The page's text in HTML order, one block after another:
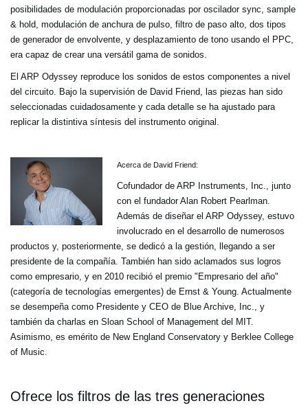
posibilidades de modulación proporcionadas por oscilador sync, sample
& hold, modulación de anchura de pulso, filtro de paso alto, dos tipos
de generador de envolvente, y desplazamiento de tono usando el PPC,
era capaz de crear una versátil gama de sonidos.
El ARP Odyssey reproduce los sonidos de estos componentes a nivel
del circuito. Bajo la supervisión de David Friend, las piezas han sido
seleccionadas cuidadosamente y cada detalle se ha ajustado para
replicar la distintiva síntesis del instrumento original.
Acerca de David Friend:
Cofundador de ARP Instruments, Inc., junto
con el fundador Alan Robert Pearlman.
Además de diseñar el ARP Odyssey, estuvo
involucrado en el desarrollo de numerosos
productos y, posteriormente, se dedicó a la gestión, llegando a ser
presidente de la compañía. También han sido aclamados sus logros
como empresario, y en 2010 recibió el premio "Empresario del año"
(categoría de tecnologías emergentes) de Ernst & Young. Actualmente
se desempeña como Presidente y CEO de Blue Archive, Inc., y
también da charlas en Sloan School of Management del MIT.
Asimismo, es emérito de New England Conservatory y Berklee College
of Music.
Ofrece los filtros de las tres generaciones